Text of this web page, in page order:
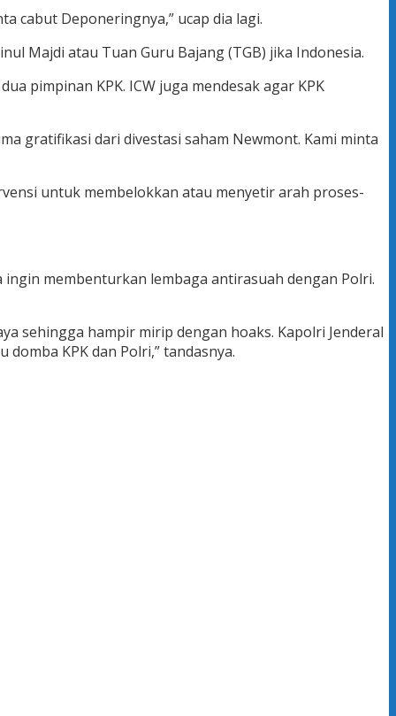
cabut Deponeringnya,” ucap dia lagi.
Majdi atau Tuan Guru Bajang (TGB) jika Indonesia.
pimpinan KPK. ICW juga mendesak agar KPK
gratifikasi dari divestasi saham Newmont. Kami minta
untuk membelokkan atau menyetir arah proses-
membenturkan lembaga antirasuah dengan Polri.
sehingga hampir mirip dengan hoaks. Kapolri Jenderal
KPK dan Polri,” tandasnya.